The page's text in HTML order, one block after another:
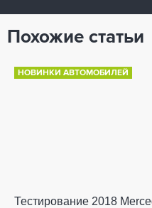
Похожие статьи
НОВИНКИ АВТОМОБИЛЕЙ
Тестирование 2018